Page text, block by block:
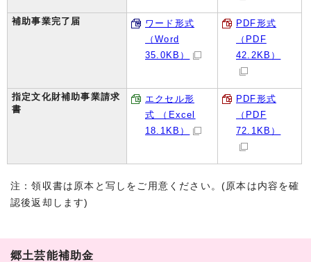
補助事業完了届
ワード形式
（Word
35.0KB）
PDF形式
（PDF
42.2KB）
指定文化財補助事業請求
書
エクセル形
式 （Excel
18.1KB）
PDF形式
（PDF
72.1KB）
注：領収書は原本と写しをご用意ください。(原本は内容を確
認後返却します)
郷土芸能補助金